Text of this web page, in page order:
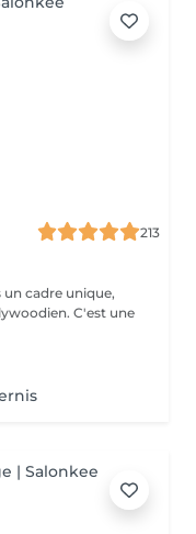
213
cadre unique,
C'est une